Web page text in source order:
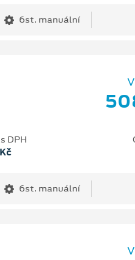
6st. manuální
DPH
6st. manuální